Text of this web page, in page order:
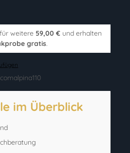
weitere 59,00 € und erhalten
gratis.
im Überblick